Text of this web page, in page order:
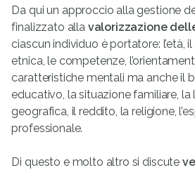
Da qui un approccio alla gestione
finalizzato alla valorizzazione
ciascun individuo è portatore: l’età, il
etnica, le competenze,
caratteristiche mentali ma anche il
educativo, la situazione familiare,
geografica, il reddito, la religione,
professionale.
Di questo e molto altro si discute